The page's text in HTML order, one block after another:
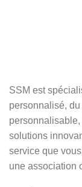
SSM est
personnalisé, du
solutions
service que
une association